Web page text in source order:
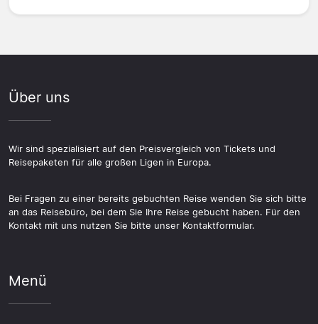
Über uns
Wir sind spezialisiert auf den Preisvergleich von Tickets und
Reisepaketen für alle großen Ligen in Europa.
Bei Fragen zu einer bereits gebuchten Reise wenden Sie sich bitte
an das Reisebüro, bei dem Sie Ihre Reise gebucht haben. Für den
Kontakt mit uns nutzen Sie bitte unser Kontaktformular.
Menü